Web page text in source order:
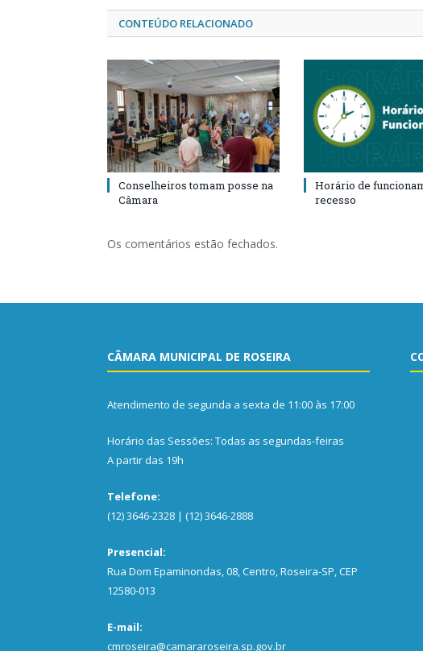
CONTEÚDO RELACIONADO
Conselheiros tomam posse na
Câmara
Horário de
recesso
Os comentários estão fechados.
CÂMARA MUNICIPAL DE ROSEIRA
Atendimento de segunda a sexta de 11:00 às 17:00
Horário das Sessões: Todas as segundas-feiras
A partir das 19h
Telefone:
(12) 3646-2328 | (12) 3646-2888
Presencial:
Rua Dom Epaminondas, 08, Centro, Roseira-SP, CEP
12580-013
E-mail:
cmroseira@camararoseira.sp.gov.br